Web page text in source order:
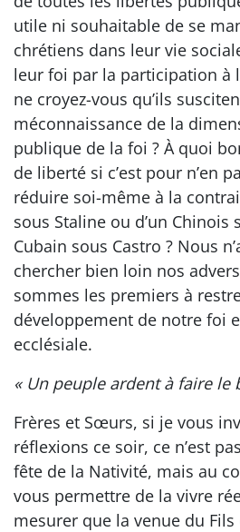
utile ni souhaitable de se
chrétiens dans leur vie
leur foi par la participation à
ne croyez-vous qu’ils
méconnaissance de la
publique de la foi ? À quoi
de liberté si c’est pour n’en
réduire soi-même à la
sous Staline ou d’un Chinois
Cubain sous Castro ? Nous
chercher bien loin nos
sommes les premiers à
développement de notre foi
ecclésiale.
« Un peuple ardent à faire le
Frères et Sœurs, si je vous
réflexions ce soir, ce n’est
fête de la Nativité, mais au
vous permettre de la vivre
mesurer que la venue du